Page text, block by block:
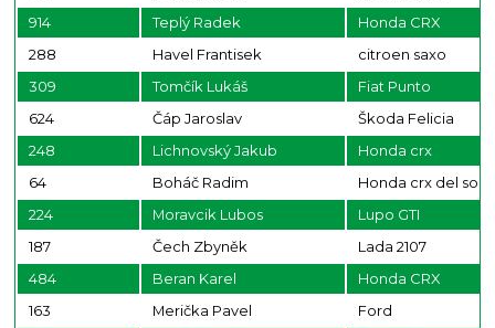
914
Teplý Radek
Honda CRX
288
Havel Frantisek
citroen saxo
309
Tomčík Lukáš
Fiat Punto
624
Čáp Jaroslav
Škoda Felicia
248
Lichnovský Jakub
Honda crx
64
Boháč Radim
Honda crx del sol
224
Moravcik Lubos
Lupo GTI
187
Čech Zbyněk
Lada 2107
484
Beran Karel
Honda CRX
163
Merička Pavel
Ford